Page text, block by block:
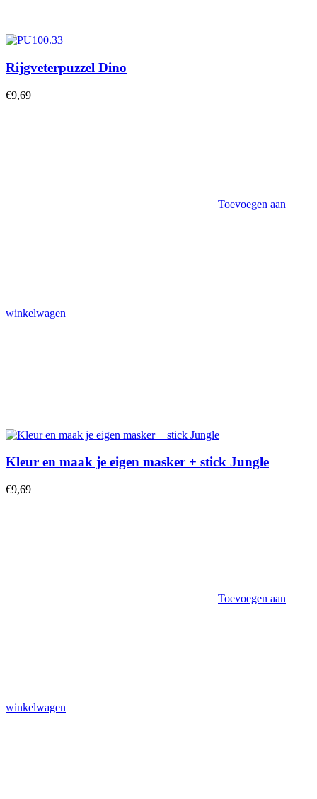
Rijgveterpuzzel Dino
€9,69
Toevoegen aan
winkelwagen
Kleur en maak je eigen masker + stick Jungle
€9,69
Toevoegen aan
winkelwagen